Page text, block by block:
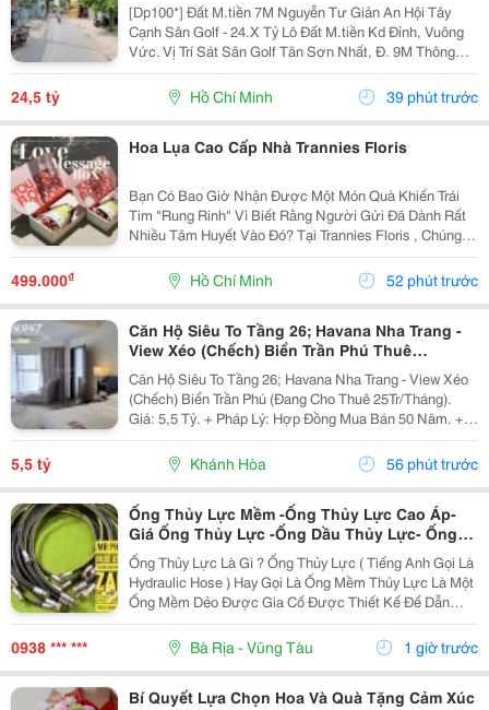
[Dp100*] Đất M.tiền 7M Nguyễn Tư Giản An Hội Tây
Cạnh Sân Golf - 24.X Tỷ Lô Đất M.tiền Kd Đỉnh, Vuông
Vức. Vị Trí Sát Sân Golf Tân Sơn Nhất, Đ. 9M Thông
Thoáng. Diện Tích: 230M&Sup2; (7X33M, Có
176M&Sup2; Thổ Cư), Đất Trống Tiện Xây Mới. Giá:...
24,5 tỷ Hồ Chí Minh 39 phút trước
Hoa Lụa Cao Cấp Nhà Trannies Floris
Bạn Có Bao Giờ Nhận Được Một Món Quà Khiến Trái
Tim "Rung Rinh" Vì Biết Rằng Người Gửi Đã Dành Rất
Nhiều Tâm Huyết Vào Đó? Tại Trannies Floris , Chúng
Mình Tin Rằng Hoa Không Chỉ Là Vật Trang Trí Vô Tri.
Mỗi Bó Hoa, Mỗi Hộp Quà Đều Là Một Thông...
499.000₫ Hồ Chí Minh 52 phút trước
Căn Hộ Siêu To Tầng 26; Havana Nha Trang -
View Xéo (Chếch) Biển Trần Phú Thuê
25Tr/Tháng 5,5 Tỷ
Căn Hộ Siêu To Tầng 26; Havana Nha Trang - View Xéo
(Chếch) Biển Trần Phú (Đang Cho Thuê 25Tr/Tháng).
Giá: 5,5 Tỷ. + Pháp Lý: Hợp Đồng Mua Bán 50 Năm. +
Toạ Lạc: 38 Trần Phú, P Lộc Thọ, Tp Nha Trang, Tỉnh
Khánh Hoà. + Diện Tích:...
5,5 tỷ Khánh Hòa 56 phút trước
Ống Thủy Lực Mềm -Ống Thủy Lực Cao Áp-
Giá Ống Thủy Lực -Ống Dầu Thủy Lực- Ống
Dầu Thủy Lực 1 2- Ống Thủy Lực Phi 21- Ống
Thủy Lực 1 4 -Ống Thủy Lực 3 8
Ống Thủy Lực Là Gì ? Ống Thủy Lực ( Tiếng Anh Gọi Là
Hydraulic Hose ) Hay Gọi Là Ống Mềm Thủy Lực Là Một
Ống Mềm Dẻo Được Gia Cố Được Thiết Kế Để Dẫn
Chất Lỏng Thủy Lực Áp Suất Cao Trong Hệ Thống Thủy
Lực. Ống Thủy Lực Này Rất Quan Trọng Trong...
0938 *** *** Bà Rịa - Vũng Tàu 1 giờ trước
Bí Quyết Lựa Chọn Hoa Và Quà Tặng Cảm Xúc